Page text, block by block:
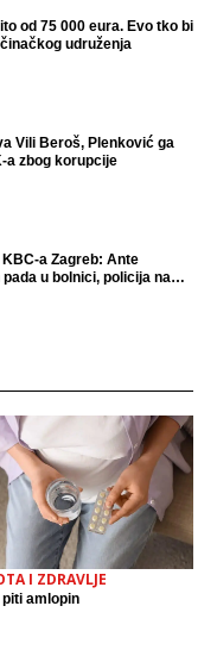
od 75 000 eura. Evo tko bi
udruženja
Vili Beroš, Plenković ga
a zbog korupcije
a Zagreb: Ante
u bolnici, policija na
I ZDRAVLJE
piti amlopin